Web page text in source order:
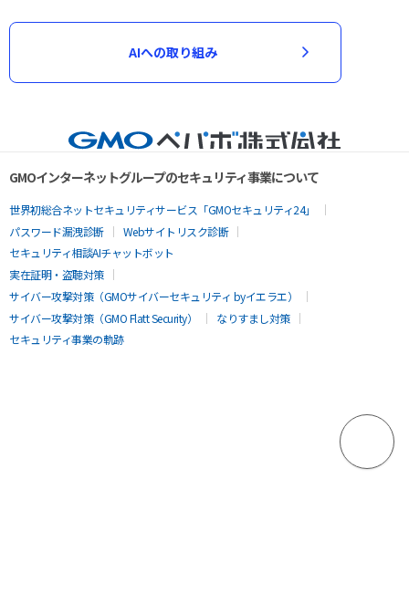
AIへの取り組み
GMOインターネットグループのセキュリティ事業について
世界初総合ネットセキュリティサービス「GMOセキュリティ24」
パスワード漏洩診断
Webサイトリスク診断
セキュリティ相談AIチャットボット
実在証明・盗聴対策
サイバー攻撃対策（GMOサイバーセキュリティ byイエラエ）
サイバー攻撃対策（GMO Flatt Security）
なりすまし対策
セキュリティ事業の軌跡